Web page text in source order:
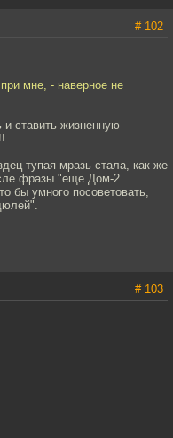
# 102
мне, - наверное не
ставить жизненную
тупая мразь стала, как же
фразы "еще Дом-2
бы умного посоветовать,
# 103